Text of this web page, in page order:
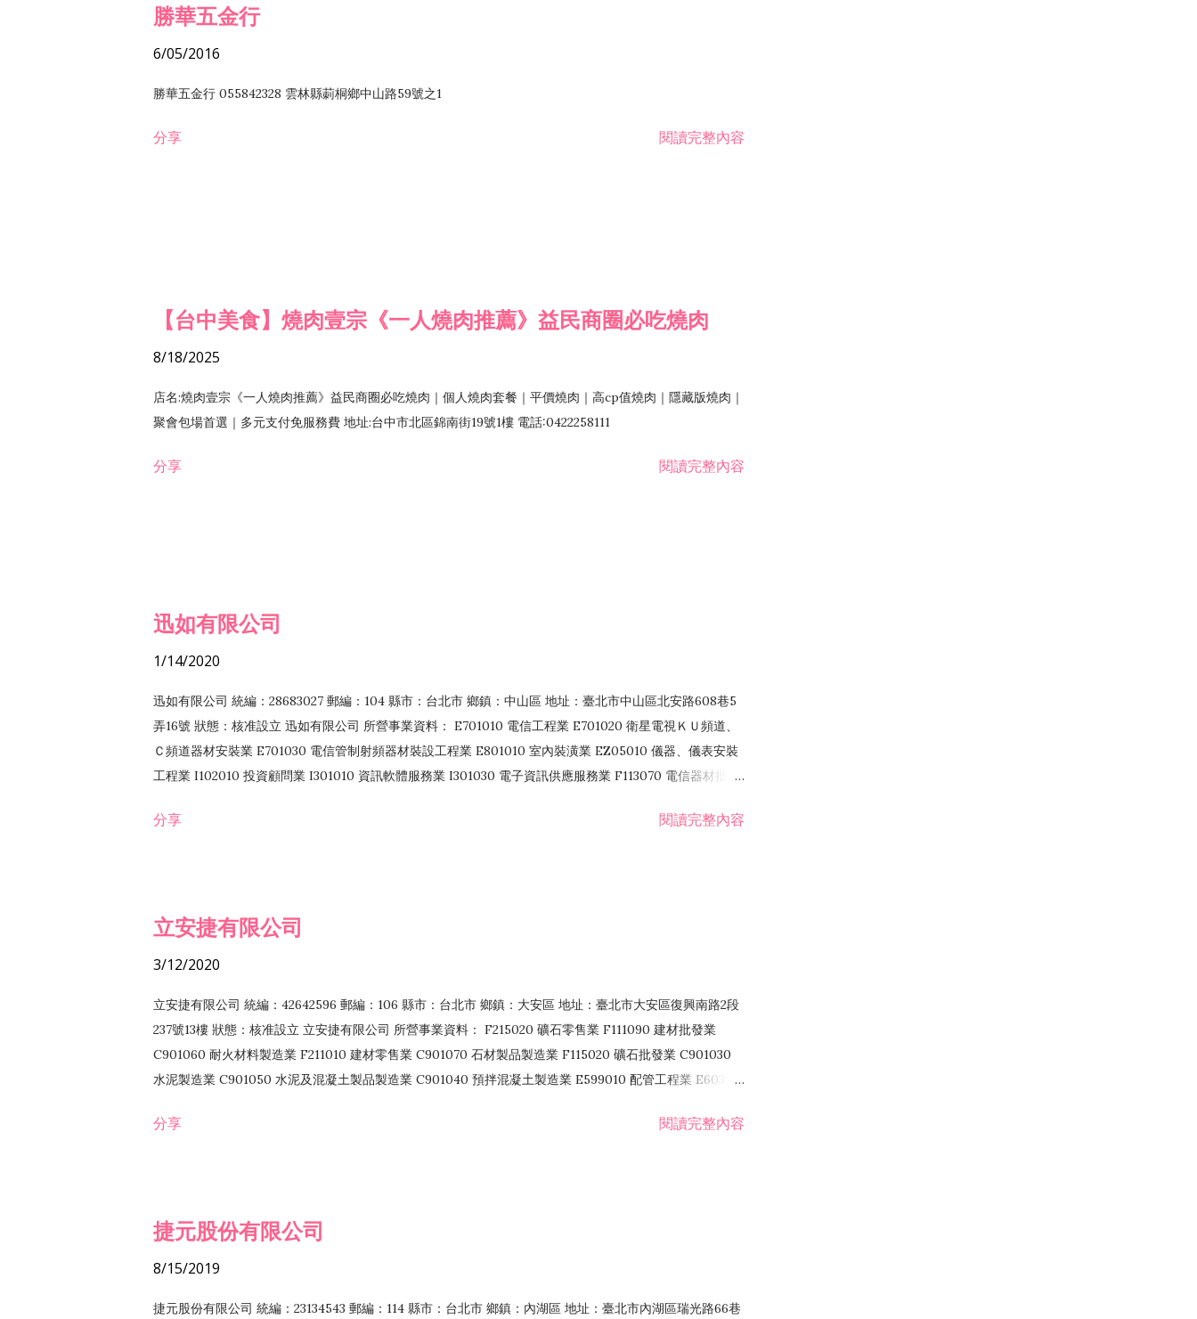
勝華五金行
6/05/2016
勝華五金行 055842328 雲林縣莿桐鄉中山路59號之1
分享 閱讀完整內容
【台中美食】燒肉壹宗《一人燒肉推薦》益民商圈必吃燒肉
8/18/2025
店名:燒肉壹宗《一人燒肉推薦》益民商圈必吃燒肉｜個人燒肉套餐｜平價燒肉｜高cp值燒肉｜隱藏版燒肉｜
聚會包場首選｜多元支付免服務費 地址:台中市北區錦南街19號1樓 電話:0422258111
分享 閱讀完整內容
迅如有限公司
1/14/2020
迅如有限公司 統編：28683027 郵編：104 縣市：台北市 鄉鎮：中山區 地址：臺北市中山區北安路608巷5
弄16號 狀態：核准設立 迅如有限公司 所營事業資料： E701010 電信工程業 E701020 衛星電視ＫＵ頻道、
Ｃ頻道器材安裝業 E701030 電信管制射頻器材裝設工程業 E801010 室內裝潢業 EZ05010 儀器、儀表安裝
工程業 I102010 投資顧問業 I301010 資訊軟體服務業 I301030 電子資訊供應服務業 F113070 電信器材批發
務 F102030 菸酒批發業 F203020 菸酒零售業 F401171 酒類輸入業
分享 閱讀完整內容
立安捷有限公司
3/12/2020
立安捷有限公司 統編：42642596 郵編：106 縣市：台北市 鄉鎮：大安區 地址：臺北市大安區復興南路2段
237號13樓 狀態：核准設立 立安捷有限公司 所營事業資料： F215020 礦石零售業 F111090 建材批發業
C901060 耐火材料製造業 F211010 建材零售業 C901070 石材製品製造業 F115020 礦石批發業 C901030
水泥製造業 C901050 水泥及混凝土製品製造業 C901040 預拌混凝土製造業 E599010 配管工程業 E603110
EZ99990 其他工程業 F102170 食品什貨批發業 F106020 日常用品批發業 F108031 醫療器材批發業
分享 閱讀完整內容
捷元股份有限公司
8/15/2019
捷元股份有限公司 統編：23134543 郵編：114 縣市：台北市 鄉鎮：內湖區 地址：臺北市內湖區瑞光路66巷